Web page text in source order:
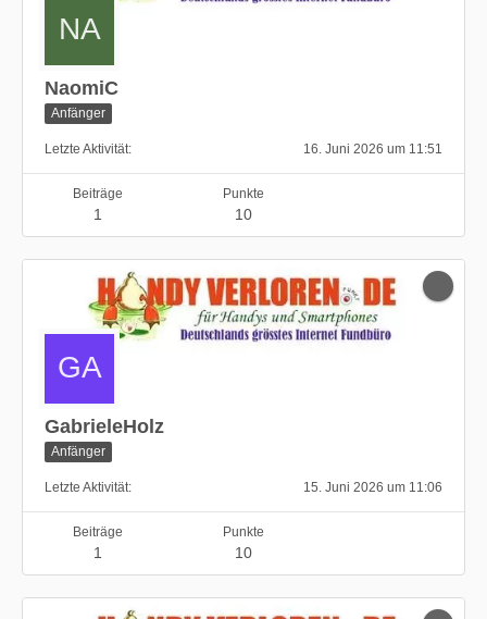
NaomiC
Anfänger
Letzte Aktivität 16. Juni 2026 um 11:51
Beiträge
1
Punkte
10
GabrieleHolz
Anfänger
Letzte Aktivität 15. Juni 2026 um 11:06
Beiträge
1
Punkte
10